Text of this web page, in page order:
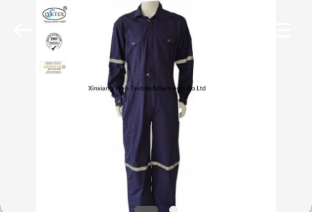
ΣΠΊΤΙ
Textiles&Garments